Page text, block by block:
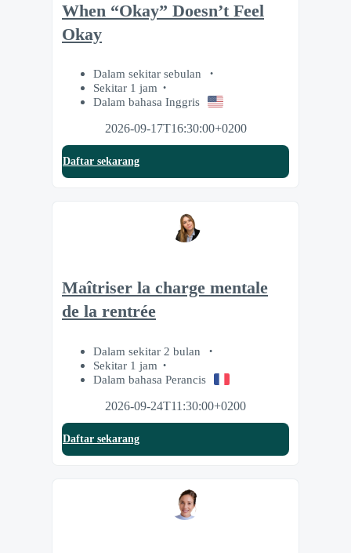
When “Okay” Doesn’t Feel
Okay
Dalam sekitar sebulan
Sekitar 1 jam
Dalam bahasa Inggris
2026-09-17T16:30:00+0200
Daftar sekarang
Maîtriser la charge mentale
de la rentrée
Dalam sekitar 2 bulan
Sekitar 1 jam
Dalam bahasa Perancis
2026-09-24T11:30:00+0200
Daftar sekarang